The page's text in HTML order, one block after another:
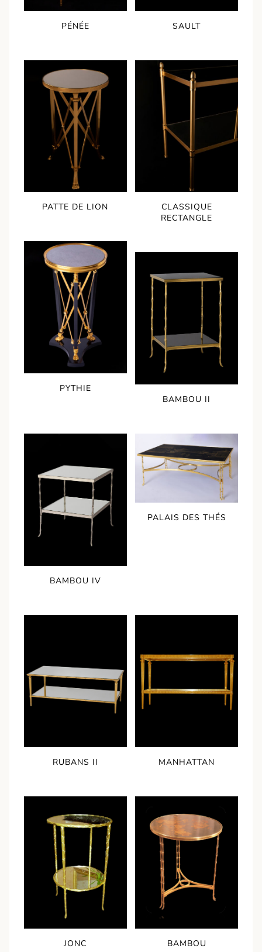
PÉNÉE SAULT
PATTE DE LION
CLASSIQUE
RECTANGLE
PYTHIE
BAMBOU II
BAMBOU IV
PALAIS DES THÉS
RUBANS II MANHATTAN
JONC BAMBOU